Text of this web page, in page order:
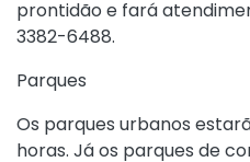
prontidão e fará
3382-6488.
Parques
Os parques urbanos
horas. Já os parques de